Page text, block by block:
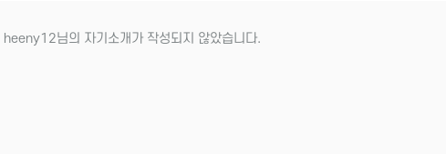
heeny12님의 자기소개가 작성되지 않았습니다.